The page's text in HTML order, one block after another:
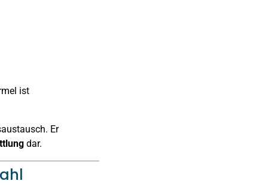
ist
Er
dar.